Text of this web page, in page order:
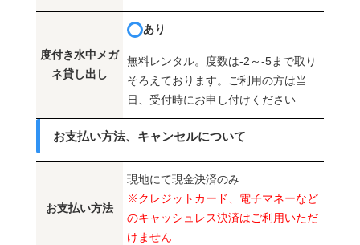
度付き水中メガ
ネ貸し出し
あり
無料レンタル。度数は-2～-5まで取り
そろえております。ご利用の方は当
日、受付時にお申し付けください
お支払い方法、キャンセルについて
お支払い方法
現地にて現金決済のみ
※クレジットカード、電子マネーなど
のキャッシュレス決済はご利用いただ
けません